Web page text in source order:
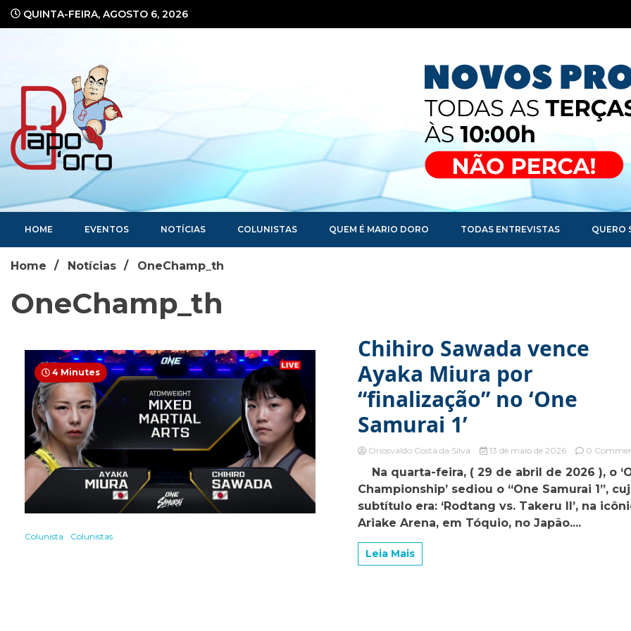
QUINTA-FEIRA, AGOSTO 6, 2026
Portal de Notícias
HOME EVENTOS NOTÍCIAS COLUNISTAS QUEM É MARIO DORO TODAS ENTREVISTAS QUERO
Home Notícias OneChamp_th
OneChamp_th
4 Minutes
Colunista Colunistas
Chihiro Sawada vence
Ayaka Miura por
“finalização” no ‘One
Samurai 1’
Oriosvaldo Costa da Silva 13 de maio de 2026 0
Na quarta-feira, ( 29 de abril de 2026 ), o
Championship’ sediou o “One Samurai 1”,
subtítulo era: ‘Rodtang vs. Takeru II’, na
Ariake Arena, em Tóquio, no Japão....
Leia Mais